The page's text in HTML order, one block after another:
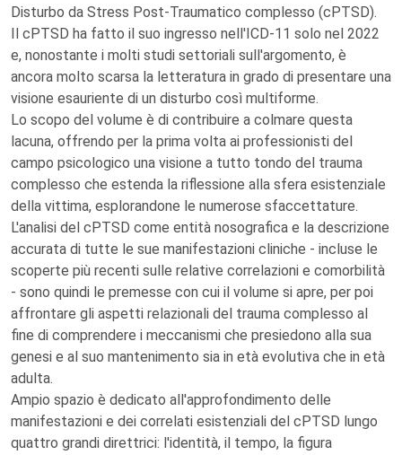
Disturbo da Stress Post-Traumatico complesso (cPTSD).
Il cPTSD ha fatto il suo ingresso nell'ICD-11 solo nel 2022
e, nonostante i molti studi settoriali sull'argomento, è
ancora molto scarsa la letteratura in grado di presentare una
visione esauriente di un disturbo così multiforme.
Lo scopo del volume è di contribuire a colmare questa
lacuna, offrendo per la prima volta ai professionisti del
campo psicologico una visione a tutto tondo del trauma
complesso che estenda la riflessione alla sfera esistenziale
della vittima, esplorandone le numerose sfaccettature.
L'analisi del cPTSD come entità nosografica e la descrizione
accurata di tutte le sue manifestazioni cliniche - incluse le
scoperte più recenti sulle relative correlazioni e comorbilità
- sono quindi le premesse con cui il volume si apre, per poi
affrontare gli aspetti relazionali del trauma complesso al
fine di comprendere i meccanismi che presiedono alla sua
genesi e al suo mantenimento sia in età evolutiva che in età
adulta.
Ampio spazio è dedicato all'approfondimento delle
manifestazioni e dei correlati esistenziali del cPTSD lungo
quattro grandi direttrici: l'identità, il tempo, la figura